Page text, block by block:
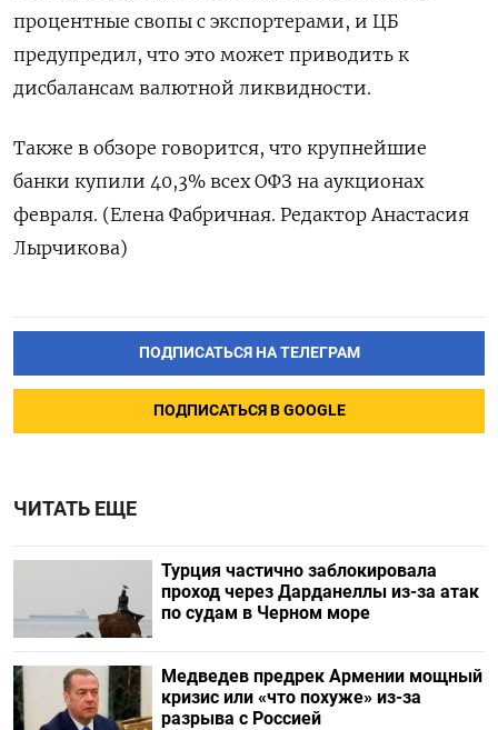
процентные ⁠свопы с экспортерами, и ЦБ
предупредил, что это может ‌приводить к
дисбалансам валютной ликвидности.
Также в ‌обзоре говорится, что крупнейшие
банки купили 40,3% всех ​ОФЗ на аукционах
февраля. (Елена ‌Фабричная. Редактор Анастасия
Лырчикова)
ПОДПИСАТЬСЯ НА ТЕЛЕГРАМ
ПОДПИСАТЬСЯ В GOOGLE
ЧИТАТЬ ЕЩЕ
Турция частично заблокировала
проход через Дарданеллы из-за атак
по судам в Черном море
Медведев предрек Армении мощный
кризис или «что похуже» из-за
разрыва с Россией